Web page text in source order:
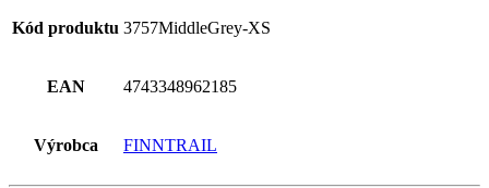
Kód produktu 3757MiddleGrey-XS
EAN 4743348962185
Výrobca FINNTRAIL